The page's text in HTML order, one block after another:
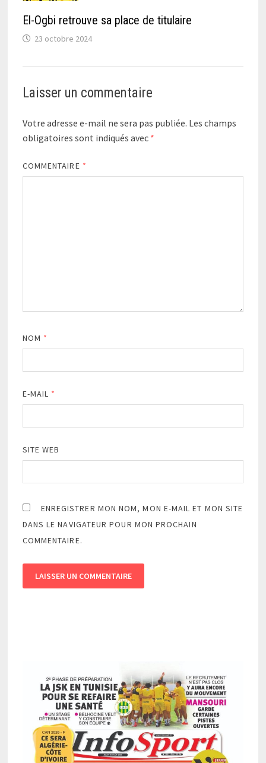
El-Ogbi retrouve sa place de titulaire
23 octobre 2024
Laisser un commentaire
Votre adresse e-mail ne sera pas publiée. Les champs
obligatoires sont indiqués avec *
COMMENTAIRE *
NOM *
E-MAIL *
SITE WEB
ENREGISTRER MON NOM, MON E-MAIL ET MON SITE
DANS LE NAVIGATEUR POUR MON PROCHAIN
COMMENTAIRE.